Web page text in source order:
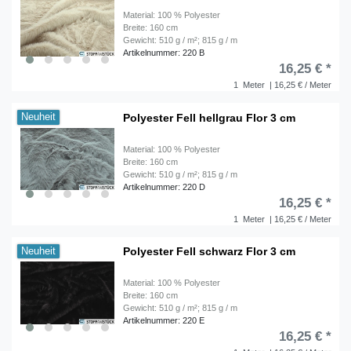
Material: 100 % Polyester
Breite: 160 cm
Gewicht: 510 g / m²; 815 g / m
Artikelnummer: 220 B
1 Meter | 16,25 € / Meter
16,25 € *
Neuheit Polyester Fell hellgrau Flor 3 cm
Material: 100 % Polyester
Breite: 160 cm
Gewicht: 510 g / m²; 815 g / m
Artikelnummer: 220 D
1 Meter | 16,25 € / Meter
16,25 € *
Neuheit Polyester Fell schwarz Flor 3 cm
Material: 100 % Polyester
Breite: 160 cm
Gewicht: 510 g / m²; 815 g / m
Artikelnummer: 220 E
16,25 € *